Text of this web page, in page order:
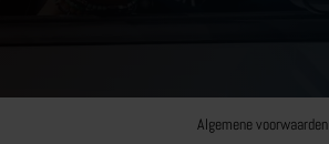
Algemene voorwaarden